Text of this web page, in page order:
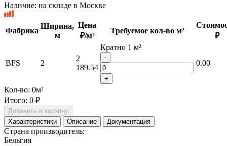
Наличие: на складе в Москве
Фабрика
Ширина,
м
Цена
₽/м²
Требуемое кол-во м²
₽
BFS 2
2
189.54
Кратно 1 м²
-
+
0.00
Кол-во: 0м²
Итого: 0 ₽
Добавить в корзину
Характеристики
Описание Документация
Страна производитель:
Бельгия